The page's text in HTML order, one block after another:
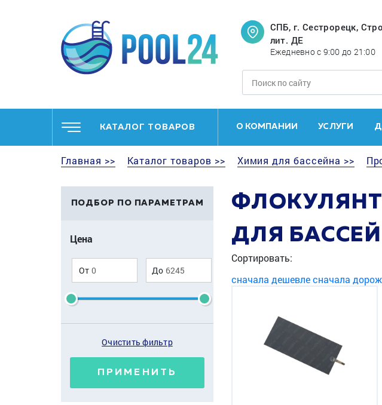
СПБ, г. Сестрорецк,
лит. ДЕ
Ежедневно с 9:00 до 21:00
КАТАЛОГ ТОВАРОВ О КОМПАНИИ УСЛУГИ
Главная >> Каталог товаров >> Химия для бассейна >>
ПОДБОР ПО ПАРАМЕТРАМ
Цена
От До
Очистить фильтр
ПРИМЕНИТЬ
ДЛЯ
Сортировать:
сначала дешевлесначала